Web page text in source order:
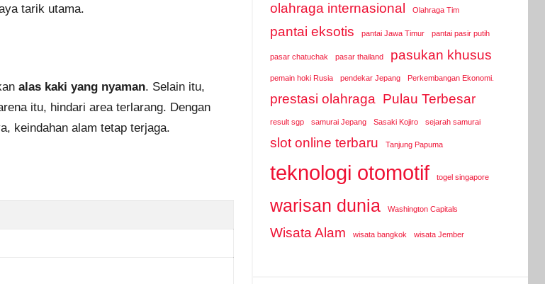
tarik utama.
alas kaki yang nyaman. Selain itu,
itu, hindari area terlarang. Dengan
keindahan alam tetap terjaga.
olahraga internasional Olahraga Tim
pantai eksotis pantai Jawa Timur pantai pasir putih
pasar chatuchak pasar thailand pasukan khusus
pemain hoki Rusia pendekar Jepang Perkembangan Ekonomi.
prestasi olahraga Pulau Terbesar
result sgp samurai Jepang Sasaki Kojiro sejarah samurai
slot online terbaru Tanjung Papuma
teknologi otomotif togel singapore
warisan dunia Washington Capitals
Wisata Alam wisata bangkok wisata Jember